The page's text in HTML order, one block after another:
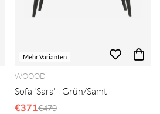
Mehr Varianten
WOOOD
Sofa 'Sara' - Grün/Samt
€371Regulärer Preis:
€479